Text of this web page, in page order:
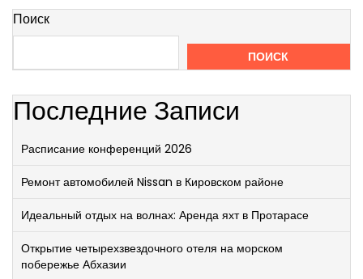
Поиск
ПОИСК
Последние Записи
Расписание конференций 2026
Ремонт автомобилей Nissan в Кировском районе
Идеальный отдых на волнах: Аренда яхт в Протарасе
Открытие четырехзвездочного отеля на морском
побережье Абхазии